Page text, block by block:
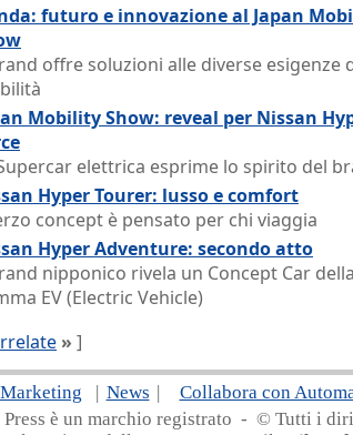
futuro e innovazione al Japan
offre soluzioni alle diverse esigenze
Mobility Show: reveal per Nissan
elettrica esprime lo spirito del
Hyper Tourer: lusso e comfort
concept è pensato per chi viaggia
Hyper Adventure: secondo atto
nipponico rivela un Concept Car della
EV (Electric Vehicle)
» ]
| News | Collabora con
è un marchio registrato - © Tutti i